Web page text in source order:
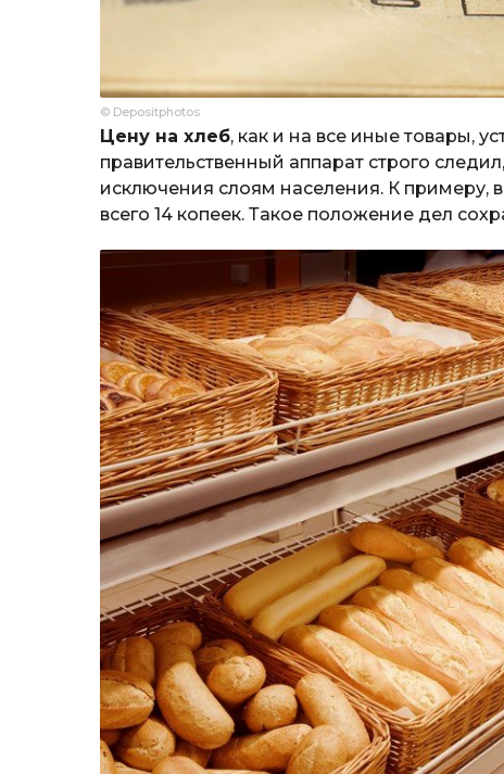
© Depositphotos
Цену на хлеб, как и на все иные товары,
правительственный аппарат строго
исключения слоям населения. К примеру,
всего 14 копеек. Такое положение дел